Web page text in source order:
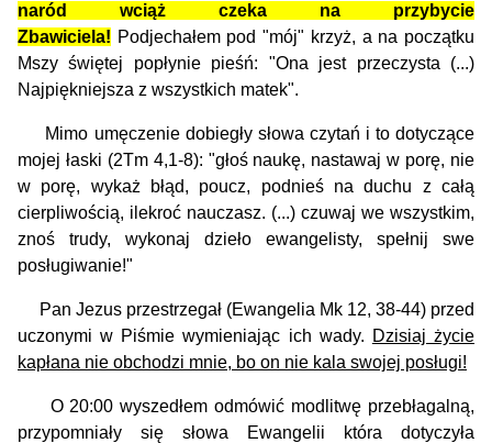
naród wciąż czeka na przybycie
Zbawiciela! Podjechałem pod "mój" krzyż, a na początku
Mszy świętej popłynie pieśń: "Ona jest przeczysta (...)
Najpiękniejsza z wszystkich matek".
Mimo umęczenie dobiegły słowa czytań i to dotyczące
mojej łaski (2Tm 4,1-8): "głoś naukę, nastawaj w porę, nie
w porę, wykaż błąd, poucz, podnieś na duchu z całą
cierpliwością, ilekroć nauczasz. (...) czuwaj we wszystkim,
znoś trudy, wykonaj dzieło ewangelisty, spełnij swe
posługiwanie!"
Pan Jezus przestrzegał (Ewangelia Mk 12, 38-44) przed
uczonymi w Piśmie wymieniając ich wady. Dzisiaj życie
kapłana nie obchodzi mnie, bo on nie kala swojej posługi!
O 20:00 wyszedłem odmówić modlitwę przebłagalną,
przypomniały się słowa Ewangelii która dotyczyła